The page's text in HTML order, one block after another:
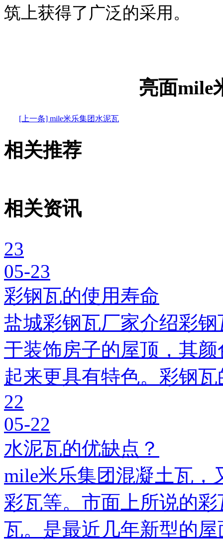
筑上获得了广泛的采用。
亮面mile
[上一条] mile米乐集团水泥瓦
相关推荐
相关资讯
23
05-23
彩钢瓦的使用寿命
盐城彩钢瓦厂家介绍彩
于装饰房子的屋顶，其
起来更具有特色。彩钢
22
05-22
水泥瓦的优缺点？
mile米乐集团混凝土瓦，
彩瓦等。市面上所说的
瓦。是最近几年新型的